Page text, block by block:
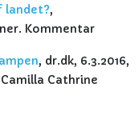
landet?,
Kommentar
, dr.dk, 6.3.2016,
Cathrine